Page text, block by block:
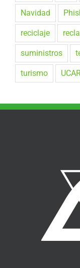
Navidad
reciclaje
suministros
turismo